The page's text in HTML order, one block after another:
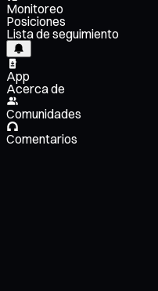
Monitoreo
Posiciones
Lista de seguimiento
App
Acerca de
Comunidades
Comentarios